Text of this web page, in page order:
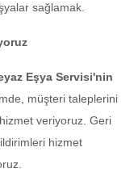
sağlamak.
Eşya Servisi'nin
müşteri taleplerini
veriyoruz. Geri
hizmet